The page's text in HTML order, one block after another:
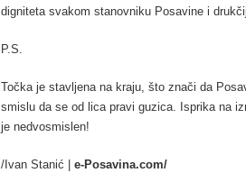
digniteta svakom stanovniku Posavine i
P.S.
Točka je stavljena na kraju, što znači da
smislu da se od lica pravi guzica. Isprika na
je nedvosmislen!
/Ivan Stanić | e-Posavina.com/